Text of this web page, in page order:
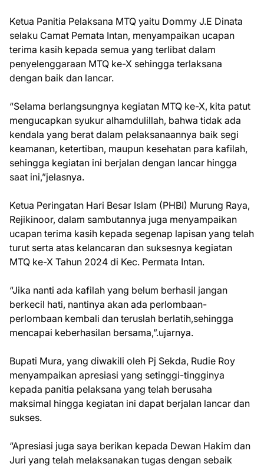
Ketua Panitia Pelaksana MTQ yaitu Dommy J.E Dinata
selaku Camat Pemata Intan, menyampaikan ucapan
terima kasih kepada semua yang terlibat dalam
penyelenggaraan MTQ ke-X sehingga terlaksana
dengan baik dan lancar.
“Selama berlangsungnya kegiatan MTQ ke-X, kita patut
mengucapkan syukur alhamdulillah, bahwa tidak ada
kendala yang berat dalam pelaksanaannya baik segi
keamanan, ketertiban, maupun kesehatan para kafilah,
sehingga kegiatan ini berjalan dengan lancar hingga
saat ini,”jelasnya.
Ketua Peringatan Hari Besar Islam (PHBI) Murung Raya,
Rejikinoor, dalam sambutannya juga menyampaikan
ucapan terima kasih kepada segenap lapisan yang telah
turut serta atas kelancaran dan suksesnya kegiatan
MTQ ke-X Tahun 2024 di Kec. Permata Intan.
“Jika nanti ada kafilah yang belum berhasil jangan
berkecil hati, nantinya akan ada perlombaan-
perlombaan kembali dan teruslah berlatih,sehingga
mencapai keberhasilan bersama,”.ujarnya.
Bupati Mura, yang diwakili oleh Pj Sekda, Rudie Roy
menyampaikan apresiasi yang setinggi-tingginya
kepada panitia pelaksana yang telah berusaha
maksimal hingga kegiatan ini dapat berjalan lancar dan
sukses.
“Apresiasi juga saya berikan kepada Dewan Hakim dan
Juri yang telah melaksanakan tugas dengan sebaik